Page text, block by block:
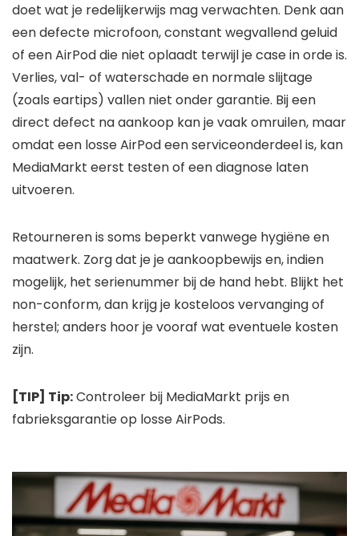
doet wat je redelijkerwijs mag verwachten. Denk aan
een defecte microfoon, constant wegvallend geluid
of een AirPod die niet oplaadt terwijl je case in orde is.
Verlies, val- of waterschade en normale slijtage
(zoals eartips) vallen niet onder garantie. Bij een
direct defect na aankoop kan je vaak omruilen, maar
omdat een losse AirPod een serviceonderdeel is, kan
MediaMarkt eerst testen of een diagnose laten
uitvoeren.
Retourneren is soms beperkt vanwege hygiëne en
maatwerk. Zorg dat je je aankoopbewijs en, indien
mogelijk, het serienummer bij de hand hebt. Blijkt het
non-conform, dan krijg je kosteloos vervanging of
herstel; anders hoor je vooraf wat eventuele kosten
zijn.
[TIP] Tip:Controleer bij MediaMarkt prijs en
fabrieksgarantie op losse AirPods.